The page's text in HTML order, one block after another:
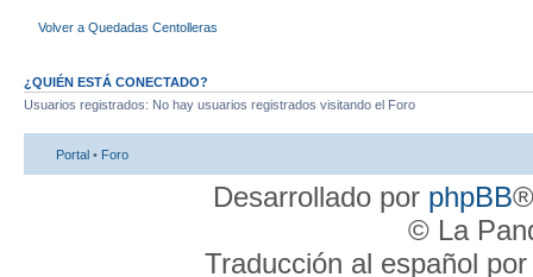
Volver a Quedadas Centolleras
¿QUIÉN ESTÁ CONECTADO?
Usuarios registrados: No hay usuarios registrados visitando el Foro
Portal • Foro
Desarrollado por phpBB
© La
Traducción al español